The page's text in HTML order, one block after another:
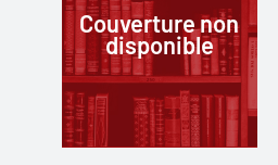
Couverture non
disponible